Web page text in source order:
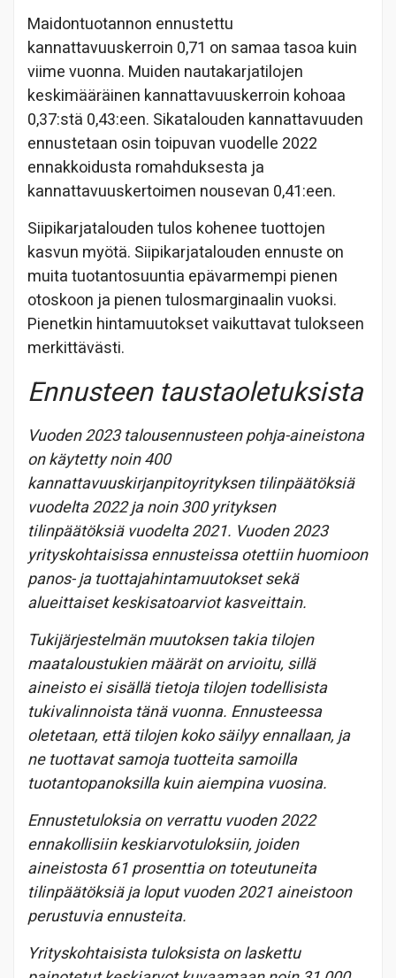
Maidontuotannon ennustettu
kannattavuuskerroin 0,71 on samaa tasoa kuin
viime vuonna. Muiden nautakarjatilojen
keskimääräinen kannattavuuskerroin kohoaa
0,37:stä 0,43:een. Sikatalouden kannattavuuden
ennustetaan osin toipuvan vuodelle 2022
ennakkoidusta romahduksesta ja
kannattavuuskertoimen nousevan 0,41:een.
Siipikarjatalouden tulos kohenee tuottojen
kasvun myötä. Siipikarjatalouden ennuste on
muita tuotantosuuntia epävarmempi pienen
otoskoon ja pienen tulosmarginaalin vuoksi.
Pienetkin hintamuutokset vaikuttavat tulokseen
merkittävästi.
Ennusteen taustaoletuksista
Vuoden 2023 talousennusteen pohja-aineistona
on käytetty noin 400
kannattavuuskirjanpitoyrityksen tilinpäätöksiä
vuodelta 2022 ja noin 300 yrityksen
tilinpäätöksiä vuodelta 2021. Vuoden 2023
yrityskohtaisissa ennusteissa otettiin huomioon
panos- ja tuottajahintamuutokset sekä
alueittaiset keskisatoarviot kasveittain.
Tukijärjestelmän muutoksen takia tilojen
maataloustukien määrät on arvioitu, sillä
aineisto ei sisällä tietoja tilojen todellisista
tukivalinnoista tänä vuonna. Ennusteessa
oletetaan, että tilojen koko säilyy ennallaan, ja
ne tuottavat samoja tuotteita samoilla
tuotantopanoksilla kuin aiempina vuosina.
Ennustetuloksia on verrattu vuoden 2022
ennakollisiin keskiarvotuloksiin, joiden
aineistosta 61 prosenttia on toteutuneita
tilinpäätöksiä ja loput vuoden 2021 aineistoon
perustuvia ennusteita.
Yrityskohtaisista tuloksista on laskettu